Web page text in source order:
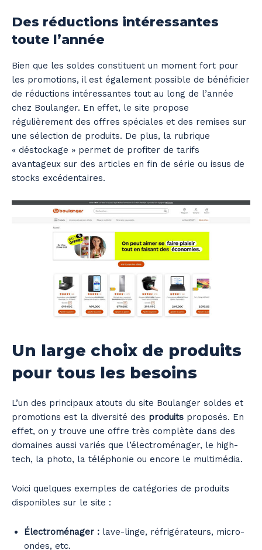
Des réductions intéressantes
toute l’année
Bien que les soldes constituent un moment fort pour
les promotions, il est également possible de bénéficier
de réductions intéressantes tout au long de l’année
chez Boulanger. En effet, le site propose
régulièrement des offres spéciales et des remises sur
une sélection de produits. De plus, la rubrique
« déstockage » permet de profiter de tarifs
avantageux sur des articles en fin de série ou issus de
stocks excédentaires.
Un large choix de produits
pour tous les besoins
L’un des principaux atouts du site Boulanger soldes et
promotions est la diversité des produits proposés. En
effet, on y trouve une offre très complète dans des
domaines aussi variés que l’électroménager, le high-
tech, la photo, la téléphonie ou encore le multimédia.
Voici quelques exemples de catégories de produits
disponibles sur le site :
Électroménager : lave-linge, réfrigérateurs, micro-
ondes, etc.